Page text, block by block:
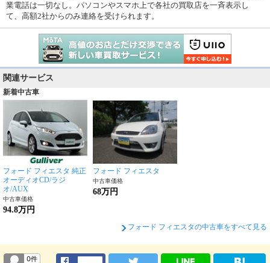
業電話は一切なし。パソコンやスマホ上で各社の買取店を一斉表示し
て、高額2社からのみ連絡を受けられます。
関連サービス
新着中古車
フォード フィエスタ 純正
オーディオCD/ラジ
オ/AUX
中古車価格
94.8万円
フォード フィエスタ
中古車価格
68万円
フォード フィエスタの中古車をすべて見る